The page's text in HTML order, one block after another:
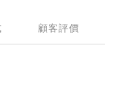
顧客評價